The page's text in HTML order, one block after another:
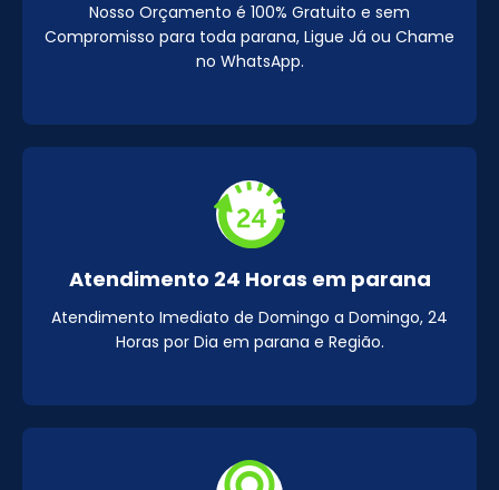
Nosso Orçamento é 100% Gratuito e sem
Compromisso para toda parana, Ligue Já ou Chame
no WhatsApp.
Atendimento 24 Horas em parana
Atendimento Imediato de Domingo a Domingo, 24
Horas por Dia em parana e Região.